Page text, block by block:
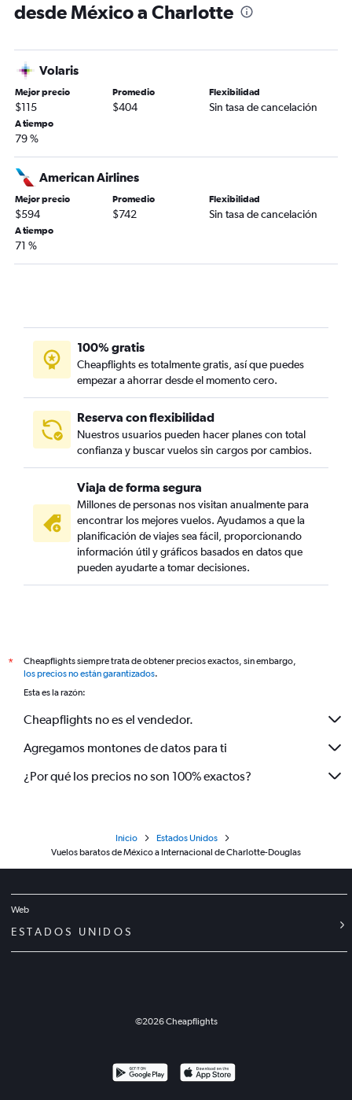
desde México a Charlotte
Volaris
Mejor precio
$115
Promedio
$404
Flexibilidad
Sin tasa de cancelación
A tiempo
79 %
American Airlines
Mejor precio
$594
Promedio
$742
Flexibilidad
Sin tasa de cancelación
A tiempo
71 %
100% gratis
Cheapflights es totalmente gratis, así que puedes
empezar a ahorrar desde el momento cero.
Reserva con flexibilidad
Nuestros usuarios pueden hacer planes con total
confianza y buscar vuelos sin cargos por cambios.
Viaja de forma segura
Millones de personas nos visitan anualmente para
encontrar los mejores vuelos. Ayudamos a que la
planificación de viajes sea fácil, proporcionando
información útil y gráficos basados en datos que
pueden ayudarte a tomar decisiones.
*
Cheapflights siempre trata de obtener precios exactos, sin embargo,
los precios no están garantizados.
Esta es la razón:
Cheapflights no es el vendedor.
Agregamos montones de datos para ti
¿Por qué los precios no son 100% exactos?
Inicio
Estados Unidos
Vuelos baratos de México a Internacional de Charlotte-Douglas
Web
ESTADOS UNIDOS
©2026Cheapflights